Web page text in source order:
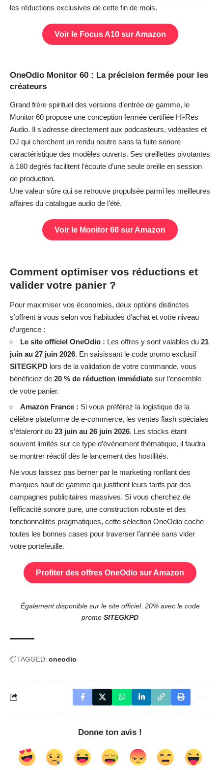
les réductions exclusives de cette fin de mois.
Voir le Focus A10 sur Amazon
OneOdio Monitor 60 : La précision fermée pour les
créateurs
Grand frère spirituel des versions d’entrée de gamme, le
Monitor 60 propose une conception fermée certifiée Hi-Res
Audio. Il s’adresse directement aux podcasteurs, vidéastes et
DJ qui cherchent un rendu neutre sans la fuite sonore
caractéristique des modèles ouverts. Ses oreillettes pivotantes
à 180 degrés facilitent l’écoute d’une seule oreille en session
de production.
Une valeur sûre qui se retrouve propulsée parmi les meilleures
affaires du catalogue audio de l’été.
Voir le Monitor 60 sur Amazon
Comment optimiser vos réductions et
valider votre panier ?
Pour maximiser vos économies, deux options distinctes
s’offrent à vous selon vos habitudes d’achat et votre niveau
d’urgence :
Le site officiel OneOdio : Les offres y sont valables du 21
juin au 27 juin 2026. En saisissant le code promo exclusif
SITEGKPD lors de la validation de votre commande, vous
bénéficiez de 20 % de réduction immédiate sur l’ensemble
de votre panier.
Amazon France : Si vous préférez la logistique de la
célèbre plateforme de e-commerce, les ventes flash spéciales
s’étaleront du 23 juin au 26 juin 2026. Les stocks étant
souvent limités sur ce type d’événement thématique, il faudra
se montrer réactif dès le lancement des hostilités.
Ne vous laissez pas berner par le marketing ronflant des
marques haut de gamme qui justifient leurs tarifs par des
campagnes publicitaires massives. Si vous cherchez de
l’efficacité sonore pure, une construction robuste et des
fonctionnalités pragmatiques, cette sélection OneOdio coche
toutes les bonnes cases pour traverser l’année sans vider
votre portefeuille.
Profiter des offres OneOdio sur Amazon
Également disponible sur le site officiel. 20% avec le code
promo SITEGKPD
TAGGED: oneodio
Donne ton avis !